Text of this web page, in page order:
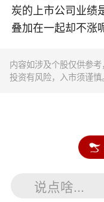
炭的上市公司业绩
叠加在一起却不涨
内容如涉及个股仅供参考
投资有风险，入市须谨慎。
说点啥...